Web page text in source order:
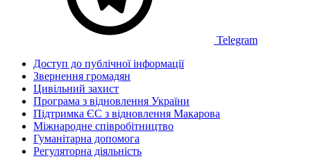
Telegram
Доступ до публічної інформації
Звернення громадян
Цивільний захист
Програма з відновлення України
Підтримка ЄС з відновлення Макарова
Міжнародне співробітництво
Гуманітарна допомога
Регуляторна діяльність